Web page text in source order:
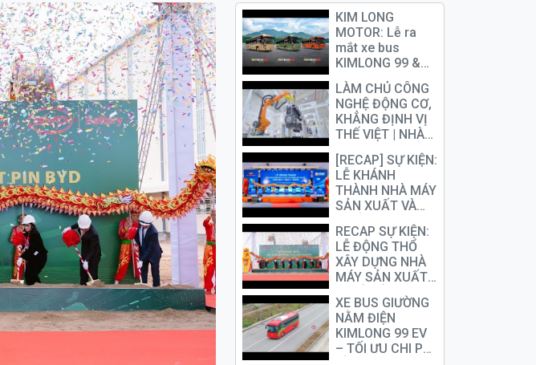
KIM LONG
MOTOR: Lễ ra
mắt xe bus
KIMLONG 99 &
động cơ YUCHAI
K11
LÀM CHỦ CÔNG
NGHỆ ĐỘNG CƠ,
KHẲNG ĐỊNH VỊ
THẾ VIỆT | NHÀ
MÁY SẢN XUẤT
& CHẾ TẠO
ĐỘNG CƠ
YUCHAI
[RECAP] SỰ KIỆN:
LỄ KHÁNH
THÀNH NHÀ MÁY
SẢN XUẤT VÀ
CHẾ TẠO ĐỘNG
CƠ YUCHAI TẠI
KIM LONG
MOTOR
RECAP SỰ KIỆN:
LỄ ĐỘNG THỔ
XÂY DỰNG NHÀ
MÁY SẢN XUẤT
PIN Ô TÔ ĐIỆN
XE BUS GIƯỜNG
NẰM ĐIỆN
KIMLONG 99 EV
– TỐI ƯU CHI PHÍ